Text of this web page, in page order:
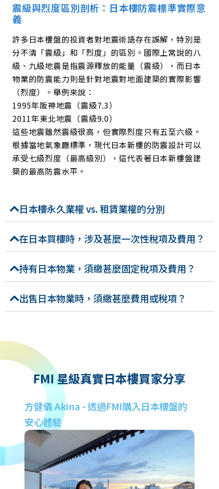
震級與烈度區別剖析：日本樓防震標準實際意
義
許多日本樓盤的投資者對地震術語存在誤解，特別是
分不清「震級」和「烈度」的區別。國際上常說的八
級、九級地震是指震源釋放的能量（震級），而日本
物業的防震能力則是針對地震對地面建築的實際影響
（烈度）。舉例來說：
1995年阪神地震（震級7.3）
2011年東北地震（震級9.0）
這些地震雖然震級很高，但實際烈度只有五至六級。
根據當地氣象廳標準，現代日本新樓的防震設計可以
承受七級烈度（最高級別），這代表著日本新樓盤建
築的最高防震水平。
日本樓永久業權 vs. 租賃業權的分別
在日本買樓時，涉及甚麼一次性稅項及費用？
持有日本物業，須繳甚麼固定稅項及費用？
出售日本物業時，須繳甚麼費用或稅項？
FMI 星級真實日本樓買家分享
方健儀 Akina - 透過FMI購入日本樓盤的
安心體驗